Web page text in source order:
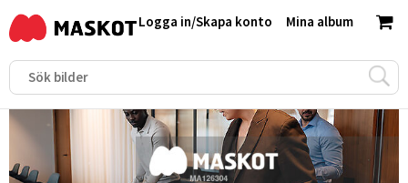
Mina album
Logga in/Skapa konto